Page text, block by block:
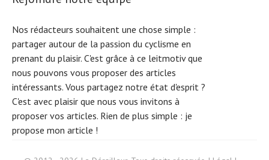
Nos rédacteurs souhaitent une chose simple :
partager autour de la passion du cyclisme en
prenant du plaisir. C'est grâce à ce leitmotiv que
nous pouvons vous proposer des articles
intéressants. Vous partagez notre état d'esprit ?
C'est avec plaisir que nous vous invitons à
proposer vos articles. Rien de plus simple : je
propose mon article !
S
e
a
r
c
h
f
o